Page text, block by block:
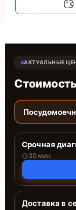
АКТУАЛЬНЫЕ
Срочная
30 мин
Доставка в